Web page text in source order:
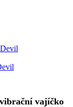
vajíčko